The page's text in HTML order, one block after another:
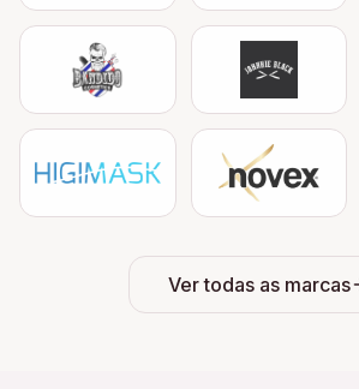
Ver todas as marcas